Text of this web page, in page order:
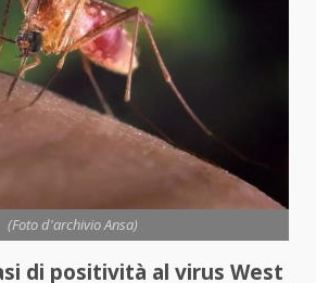
(Foto d'archivio Ansa)
di positività al virus West